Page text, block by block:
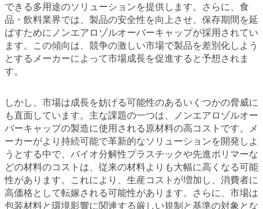
できる多用途のソリューションを提供します。さらに、食
品・飲料業界では、製品の安全性を向上させ、保存期間を延
ばすためにノンエアロゾルオーバーキャップが採用されてい
ます。この傾向は、競争の激しい市場で製品を差別化しよう
とするメーカーによって市場成長を促進すると予想されま
す。
しかし、市場は成長を妨げる可能性のあるいくつかの脅威に
も直面しています。主な課題の一つは、ノンエアロゾルオー
バーキャップの製造に使用される原材料の高コストです。メ
ーカーがより持続可能で革新的なソリューションを開発しよ
うとする中で、バイオ分解性プラスチックや先進ポリマーな
どの材料のコストは、従来の材料よりも大幅に高くなる可能
性があります。これにより、生産コストが増加し、消費者に
高価格として転嫁される可能性があります。さらに、市場は
包装材料と環境影響に関連する厳しい規制と基準の対象とな